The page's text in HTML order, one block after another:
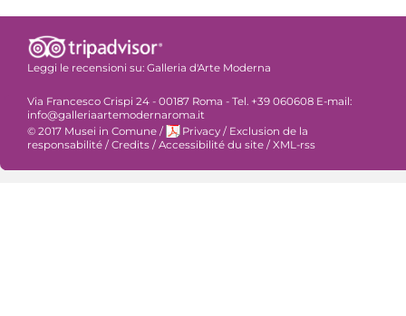
Leggi le recensioni su: Galleria d'Arte Moderna
Via Francesco Crispi 24 - 00187 Roma - Tel. +39 060608 E-mail:
info@galleriaartemodernaroma.it
© 2017 Musei in Comune / Privacy / Exclusion de la
responsabilité / Credits / Accessibilité du site / XML-rss